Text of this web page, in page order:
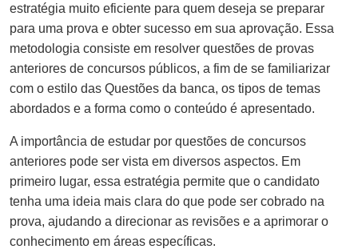
estratégia muito eficiente para quem deseja se preparar
para uma prova e obter sucesso em sua aprovação. Essa
metodologia consiste em resolver questões de provas
anteriores de concursos públicos, a fim de se familiarizar
com o estilo das Questões da banca, os tipos de temas
abordados e a forma como o conteúdo é apresentado.
A importância de estudar por questões de concursos
anteriores pode ser vista em diversos aspectos. Em
primeiro lugar, essa estratégia permite que o candidato
tenha uma ideia mais clara do que pode ser cobrado na
prova, ajudando a direcionar as revisões e a aprimorar o
conhecimento em áreas específicas.